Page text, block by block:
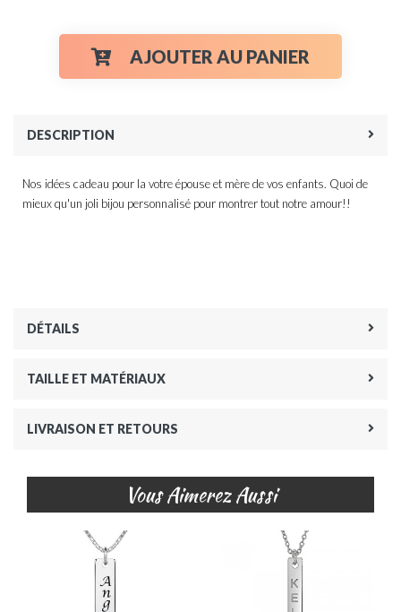
AJOUTER AU PANIER
DESCRIPTION
Nos idées cadeau pour la votre épouse et mère de vos enfants. Quoi de
mieux qu'un joli bijou personnalisé pour montrer tout notre amour!!
DÉTAILS
TAILLE ET MATÉRIAUX
LIVRAISON ET RETOURS
Vous Aimerez Aussi